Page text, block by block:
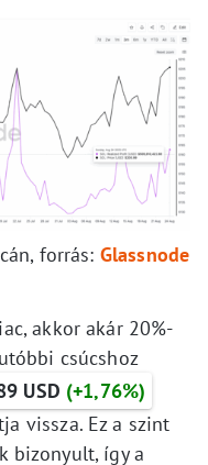
forrás: Glassnode
akkor akár 20%-
csúcshoz
USD (+1,76%)
vissza. Ez a szint
bizonyult, így a